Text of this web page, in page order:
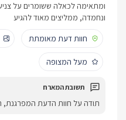
ומתאימה לכאלה ששומרים על
ונחמדה, ממליצים מאוד להגיע
חוות דעת מאומתת
מעל המצופה
תודה על חוות הדעת